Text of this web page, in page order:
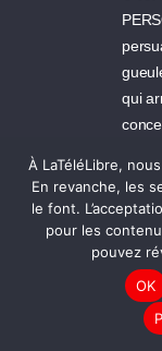
qui
faire
sous-
dans
idée -
l'on
À LaTéléLibre,
En revanche, les
le font.
pour les
pouvez
OK